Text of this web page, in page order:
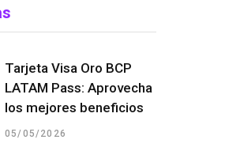
Tarjeta Visa Oro BCP
LATAM Pass: Aprovecha
los mejores beneficios
05/05/2026